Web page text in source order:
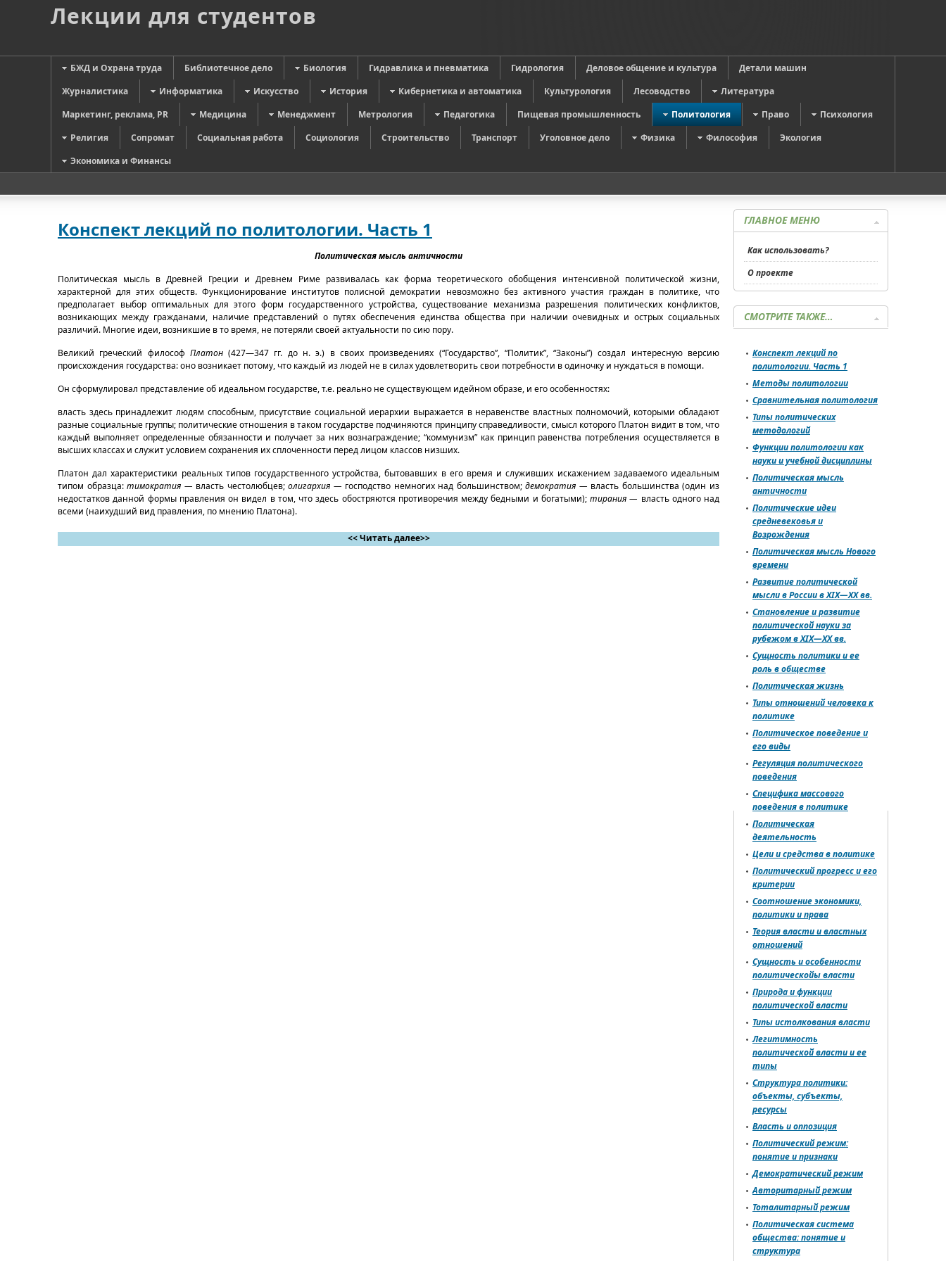
Лекции для студентов
БЖД и Охрана труда Библиотечное дело Биология Гидравлика и пневматика Гидрология Деловое общение и культура
Детали машин
Журналистика
Информатика Искусство История Кибернетика и автоматика Культурология Лесоводство
Литература
Маркетинг, реклама, PR
Медицина Менеджмент Метрология Педагогика Пищевая промышленность Политология Право
Психология
Религия
Сопромат Социальная работа Социология Строительство Транспорт Уголовное дело Физика Философия
Экология
Экономика и Финансы
Конспект лекций по политологии. Часть 1
Политическая мысль античности
Политическая мысль в Древней Греции и Древнем Риме развивалась как форма теоретического обобщения интенсивной политической жизни,
характерной для этих обществ. Функционирование институтов полисной демократии невозможно без активного участия граждан в политике, что
предполагает выбор оптимальных для этого форм государственного устройства, существование механизма разрешения политических конфликтов,
возникающих между гражданами, наличие представлений о путях обеспечения единства общества при наличии очевидных и острых социальных
различий. Многие идеи, возникшие в то время, не потеряли своей актуальности по сию пору.
Великий греческий философ Платон(427—347 гг. до н. э.) в своих произведениях (“Государство”, “Политик”, “Законы”) создал интересную версию
происхождения государства: оно возникает потому, что каждый из людей не в силах удовлетворить свои потребности в одиночку и нуждаться в помощи.
Он сформулировал представление об идеальном государстве, т.е. реально не существующем идейном образе, и его особенностях:
власть здесь принадлежит людям способным, присутствие социальной иерархии выражается в неравенстве властных полномочий, которыми обладают
разные социальные группы; политические отношения в таком государстве подчиняются принципу справедливости, смысл которого Платон видит в том, что
каждый выполняет определенные обязанности и получает за них вознаграждение; “коммунизм” как принцип равенства потребления осуществляется в
высших классах и служит условием сохранения их сплоченности перед лицом классов низших.
Платон дал характеристики реальных типов государственного устройства, бытовавших в его время и служивших искажением задаваемого идеальным
типом образца:тимократия — власть честолюбцев;олигархия — господство немногих над большинством;демократия — власть большинства (один из
недостатков данной формы правления он видел в том, что здесь обостряются противоречия между бедными и богатыми); тирания — власть одного над
всеми (наихудший вид правления, по мнению Платона).
<< Читать далее>>
ГЛАВНОЕ МЕНЮ
Как использовать?
О проекте
СМОТРИТЕ ТАКЖЕ…
Конспект лекций по
политологии. Часть 1
Методы политологии
Сравнительная политология
Типы политических
методологий
Функции политологии как
науки и учебной дисциплины
Политическая мысль
античности
Политические идеи
средневековья и
Возрождения
Политическая мысль Нового
времени
Развитие политической
мысли в России в XIX—XX вв.
Становление и развитие
политической науки за
рубежом в XIX—XX вв.
Сущность политики и ее
роль в обществе
Политическая жизнь
Типы отношений человека к
политике
Политическое поведение и
его виды
Регуляция политического
поведения
Специфика массового
поведения в политике
Политическая
деятельность
Цели и средства в политике
Политический прогресс и его
критерии
Соотношение экономики,
политики и права
Теория власти и властных
отношений
Сущность и особенности
политическойы власти
Природа и функции
политической власти
Типы истолкования власти
Легитимность
политической власти и ее
типы
Структура политики:
объекты, субъекты,
ресурсы
Власть и оппозиция
Политический режим:
понятие и признаки
Демократический режим
Авторитарный режим
Тоталитарный режим
Политическая система
общества: понятие и
структура